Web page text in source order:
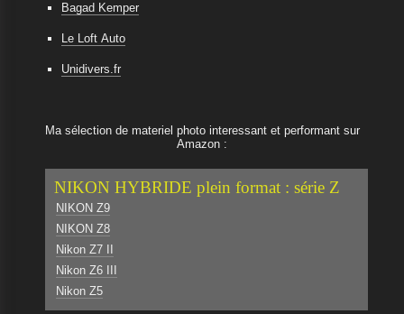
Bagad Kemper
Le Loft Auto
Unidivers.fr
Ma sélection de materiel photo interessant et performant sur
Amazon :
NIKON HYBRIDE plein format : série Z
NIKON Z9
NIKON Z8
Nikon Z7 II
Nikon Z6 III
Nikon Z5